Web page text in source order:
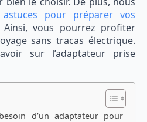
astuces pour préparer vos
Ainsi, vous pourrez profiter
sans tracas électrique.
sur l’adaptateur prise
d’un adaptateur pour